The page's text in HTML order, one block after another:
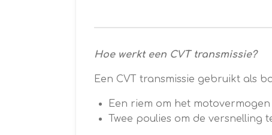
Hoe werkt een CVT transmissie?
Een CVT transmissie gebruikt als
Een riem om het
Twee poulies om de versnelling